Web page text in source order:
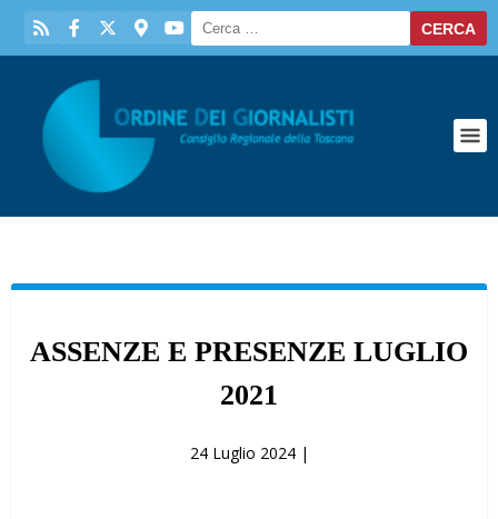
ASSENZE E PRESENZE LUGLIO
2021
24 Luglio 2024 |